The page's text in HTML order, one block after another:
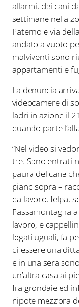
allarmi, dei cani
settimane nella
Paterno e via
andato a vuoto
malviventi sono
appartamenti e
La denuncia
videocamere di
ladri in azione il
quando parte
“Nel video si
tre. Sono entrati
paura del cane
piano sopra –
da lavoro, felpa,
Passamontagna
lavoro, e
logati uguali, fa
di essere una
e in una sera
un’altra casa ai
fra grondaie ed
nipote mezz’ora